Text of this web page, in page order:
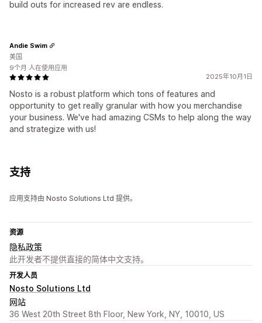
build outs for increased rev are endless.
2025年10月1日
Nosto is a robust platform which tons of features and
opportunity to get really granular with how you merchandise
your business. We've had amazing CSMs to help along the way
and strategize with us!
Andie Swim
美国
9个月 人在使用应用
支持
应用支持由 Nosto Solutions Ltd 提供。
资源
隐私政策
此开发者不提供直接的简体中文支持。
开发人员
Nosto Solutions Ltd
网站
36 West 20th Street 8th Floor, New York, NY, 10010, US